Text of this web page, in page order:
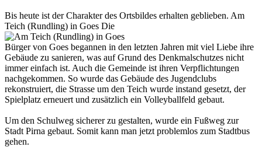
Bis heute ist der Charakter des Ortsbildes erhalten geblieben. Am
Teich (Rundling) in Goes Die
Bürger von Goes begannen in den letzten Jahren mit viel Liebe ihre
Gebäude zu sanieren, was auf Grund des Denkmalschutzes nicht
immer einfach ist. Auch die Gemeinde ist ihren Verpflichtungen
nachgekommen. So wurde das Gebäude des Jugendclubs
rekonstruiert, die Strasse um den Teich wurde instand gesetzt, der
Spielplatz erneuert und zusätzlich ein Volleyballfeld gebaut.
Um den Schulweg sicherer zu gestalten, wurde ein Fußweg zur
Stadt Pirna gebaut. Somit kann man jetzt problemlos zum Stadtbus
gehen.